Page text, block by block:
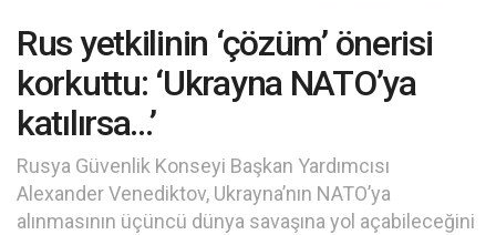
Rus yetkilinin ‘çözüm’ önerisi
korkuttu: ‘Ukrayna NATO’ya
katılırsa…’
Rusya Güvenlik Konseyi Başkan Yardımcısı
Alexander Venediktov, Ukrayna’nın NATO’ya
alınmasının üçüncü dünya savaşına yol açabileceğini